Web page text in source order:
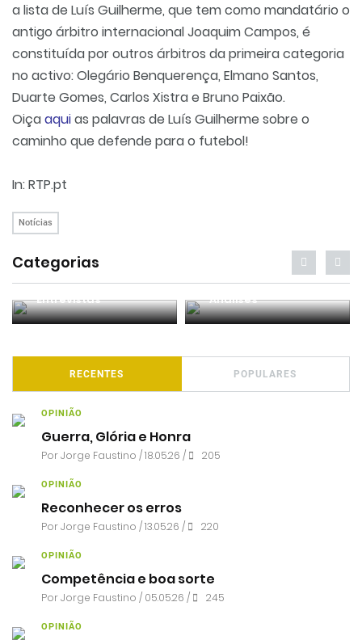
a lista de Luís Guilherme, que tem como mandatário o
antigo árbitro internacional Joaquim Campos, é
constituída por outros árbitros da primeira categoria
no activo:Olegário Benquerença, Elmano Santos,
Duarte Gomes, Carlos Xistrae Bruno Paixão.
Oiçaaquias palavras de Luís Guilherme sobre o
caminho que defende para o futebol!
In: RTP.pt
Notícias
Categorias
Entrevistas Análises
RECENTES POPULARES
OPINIÃO
Guerra, Glória e Honra
PorJorge Faustino / 18.05.26 / 205
OPINIÃO
Reconhecer os erros
PorJorge Faustino / 13.05.26 / 220
OPINIÃO
Competência e boa sorte
PorJorge Faustino / 05.05.26 / 245
OPINIÃO